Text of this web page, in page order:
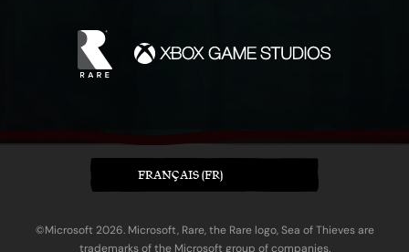
FRANÇAIS (FR)
©Microsoft 2026. Microsoft, Rare, the Rare logo, Sea of Thieves are
trademarks of the Microsoft group of companies.